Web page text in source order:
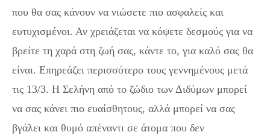
που θα σας κάνουν να νιώσετε πιο ασφαλείς και
ευτυχισμένοι. Αν χρειάζεται να κόψετε δεσμούς για να
βρείτε τη χαρά στη ζωή σας, κάντε το, για καλό σας θα
είναι. Επηρεάζει περισσότερο τους γεννημένους μετά
τις 13/3. Η Σελήνη από το ζώδιο των Διδύμων μπορεί
να σας κάνει πιο ευαίσθητους, αλλά μπορεί να σας
βγάλει και θυμό απέναντι σε άτομα που δεν